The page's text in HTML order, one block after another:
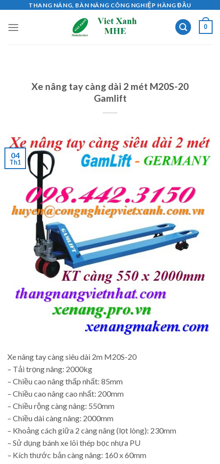
content
THANG NÂNG, BÀN NÂNG CÔNG NGHIỆP HÀNG ĐẦU
0
Xe nâng tay càng dài 2 mét M20S-20
Gamlift
04
Th1
Xe nâng tay càng siêu dài 2m M20S-20
– Tải trọng nâng: 2000kg
– Chiều cao nâng thấp nhất: 85mm
– Chiều cao nâng cao nhất: 200mm
– Chiều rộng càng nâng: 550mm
– Chiều dài càng nâng: 2000mm
– Khoảng cách giữa 2 càng nâng (lọt lòng): 230mm
– Sử dụng bánh xe lõi thép bọc nhựa PU
– Kích thước bản càng nâng: 160 x 60mm